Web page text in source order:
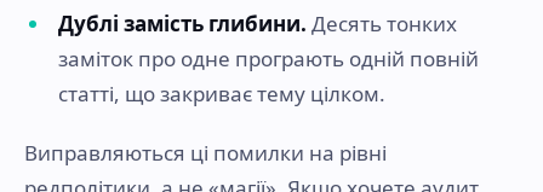
Дублі замість глибини. Десять тонких
заміток про одне програють одній повній
статті, що закриває тему цілком.
Виправляються ці помилки на рівні